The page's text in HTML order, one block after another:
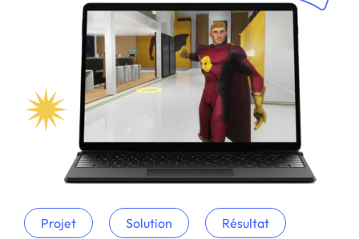
Projet Solution Résultat